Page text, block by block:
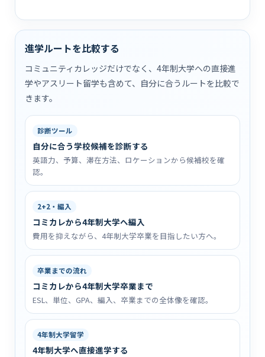
進学ルートを比較する
コミュニティカレッジだけでなく、4年制大学への直接進
学やアスリート留学も含めて、自分に合うルートを比較で
きます。
診断ツール
自分に合う学校候補を診断する
英語力、予算、滞在方法、ロケーションから候補校を確
認。
2+2・編入
コミカレから4年制大学へ編入
費用を抑えながら、4年制大学卒業を目指したい方へ。
卒業までの流れ
コミカレから4年制大学卒業まで
ESL、単位、GPA、編入、卒業までの全体像を確認。
4年制大学留学
4年制大学へ直接進学する